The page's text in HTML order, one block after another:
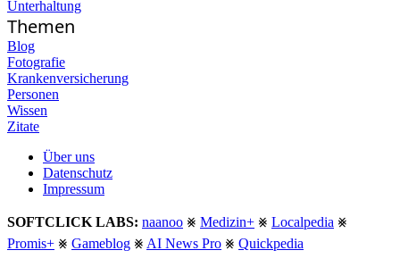
Unterhaltung
Themen
Blog
Fotografie
Krankenversicherung
Personen
Wissen
Zitate
Über uns
Datenschutz
Impressum
SOFTCLICK LABS: naanoo ⨳ Medizin+ ⨳ Localpedia ⨳
Promis+ ⨳ Gameblog ⨳ AI News Pro ⨳ Quickpedia